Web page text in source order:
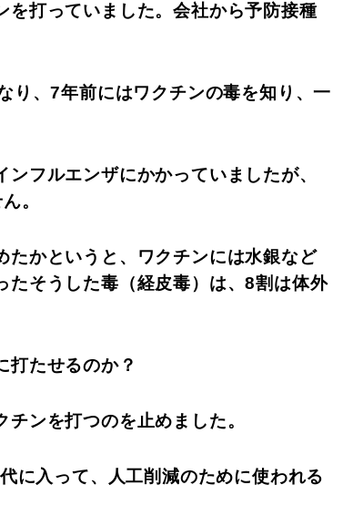
を打っていました。会社から予防接種
り、7年前にはワクチンの毒を知り、一
フルエンザにかかっていましたが、
。
たかというと、ワクチンには水銀など
たそうした毒（経皮毒）は、8割は体外
打たせるのか？
ンを打つのを止めました。
に入って、人工削減のために使われる